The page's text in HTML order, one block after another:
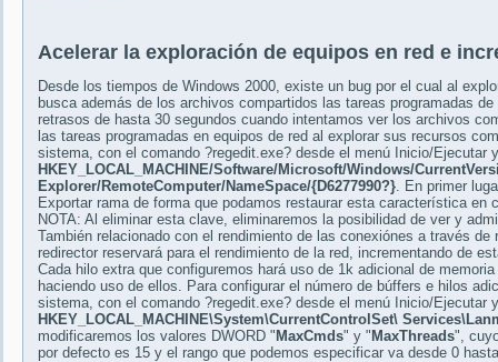
Acelerar la exploración de equipos en red e
Desde los tiempos de Windows 2000, existe un bug por el cual al
busca además de los archivos compartidos las tareas programadas
retrasos de hasta 30 segundos cuando intentamos ver los archivos
las tareas programadas en equipos de red al explorar sus recursos
sistema, con el comando ?regedit.exe? desde el menú Inicio/Ejecutar
HKEY_LOCAL_MACHINE/Software/Microsoft/Windows/
Explorer/RemoteComputer/NameSpace/{D6277990?} . En primer
Exportar rama de forma que podamos restaurar esta característica
NOTA: Al eliminar esta clave, eliminaremos la posibilidad de ver y
También relacionado con el rendimiento de las conexiónes a través
redirector reservará para el rendimiento de la red, incrementando de
Cada hilo extra que configuremos hará uso de 1k adicional de
haciendo uso de ellos. Para configurar el número de búffers e hilos
sistema, con el comando ?regedit.exe? desde el menú Inicio/Ejecutar
HKEY_LOCAL_MACHINE\System\CurrentControlSet\
modificaremos los valores DWORD "MaxCmds" y "MaxThreads",
por defecto es 15 y el rango que podemos especificar va desde 0